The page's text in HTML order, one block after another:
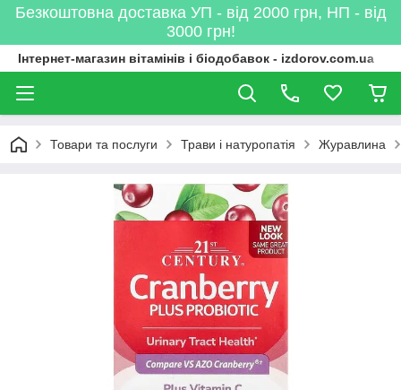
Безкоштовна доставка УП - від 2000 грн, НП - від
3000 грн!
Інтернет-магазин вітамінів і біодобавок - izdorov.com.ua
Товари та послуги Трави і натуропатія Журавлина